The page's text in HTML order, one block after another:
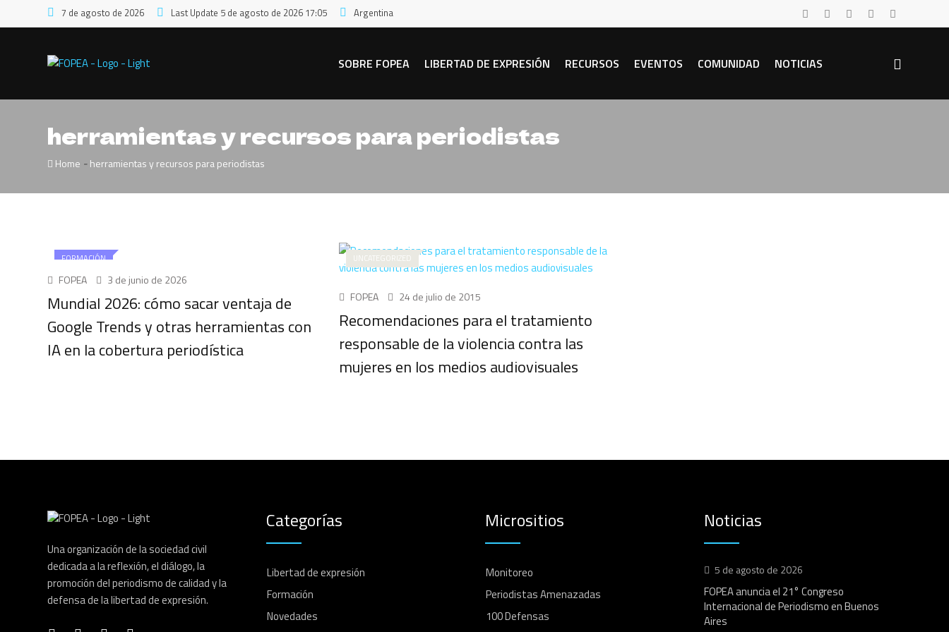
7 de agosto de 2026 Last Update 5 de agosto de 2026 17:05 Argentina
SOBRE FOPEA LIBERTAD DE EXPRESIÓN RECURSOS EVENTOS COMUNIDAD NOTICIAS
herramientas y recursos para periodistas
Home -herramientas y recursos para periodistas
FORMACIÓN
FOPEA 3 de junio de 2026
Mundial 2026: cómo sacar ventaja de
Google Trends y otras herramientas con
IA en la cobertura periodística
UNCATEGORIZED
FOPEA 24 de julio de 2015
Recomendaciones para el tratamiento
responsable de la violencia contra las
mujeres en los medios audiovisuales
Una organización de la sociedad civil
dedicada a la reflexión, el diálogo, la
promoción del periodismo de calidad y la
defensa de la libertad de expresión.
Categorías
Libertad de expresión
Formación
Novedades
Micrositios
Monitoreo
Periodistas Amenazadas
100 Defensas
Noticias
5 de agosto de 2026
FOPEA anuncia el 21° Congreso
Internacional de Periodismo en Buenos
Aires